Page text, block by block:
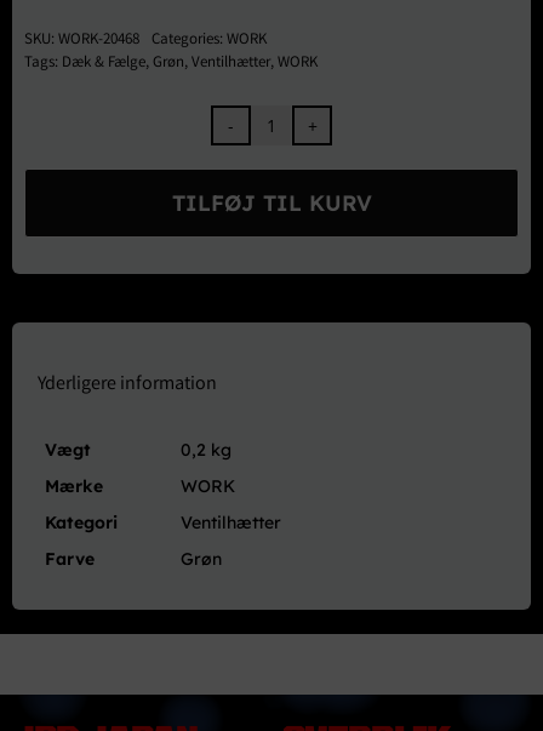
SKU: WORK-20468 Categories: WORK
Tags: Dæk & Fælge,Grøn,Ventilhætter,WORK
WORK
Ventil
Hætter
(4
stk.)
-
antal
TILFØJ TIL KURV
Yderligere information
Vægt
0,2 kg
Mærke
WORK
Kategori
Ventilhætter
Farve
Grøn